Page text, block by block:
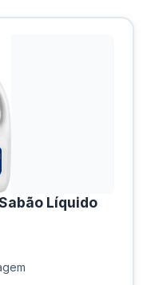
Líquido